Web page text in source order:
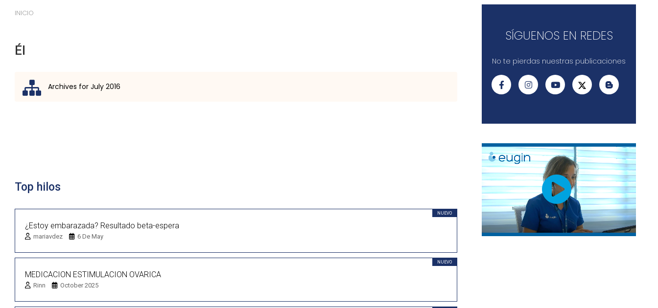
INICIO
Él
Archives for July 2016
Top hilos
NUEVO
¿Estoy embarazada? Resultado beta-espera
mariavdez 6 De May
NUEVO
MEDICACION ESTIMULACION OVARICA
Rinn October 2025
SÍGUENOS EN REDES
No te pierdas nuestras publicaciones